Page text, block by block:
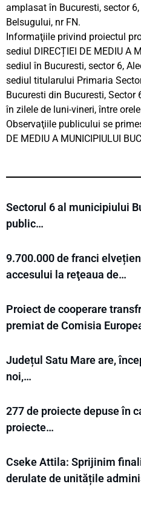
amplasat în Bucuresti, sector
Belsugului, nr FN.
Informaţiile privind proiectul
sediul DIRECȚIEI DE MEDIU A
sediul în Bucuresti, sector 6,
sediul titularului Primaria
Bucuresti din Bucuresti, Sector
în zilele de luni-vineri, între
Observaţiile publicului se
DE MEDIU A MUNICIPIULUI
Sectorul 6 al municipiului
public…
9.700.000 de franci
accesului la reţeaua de…
Proiect de cooperare
premiat de Comisia
Județul Satu Mare are,
noi,…
277 de proiecte depuse în
proiecte…
Cseke Attila: Sprijinim
derulate de unitățile